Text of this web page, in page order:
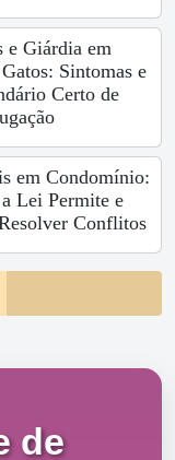
e Giárdia em
Sintomas e
Certo de
em Condomínio:
Lei Permite e
Conflitos
de